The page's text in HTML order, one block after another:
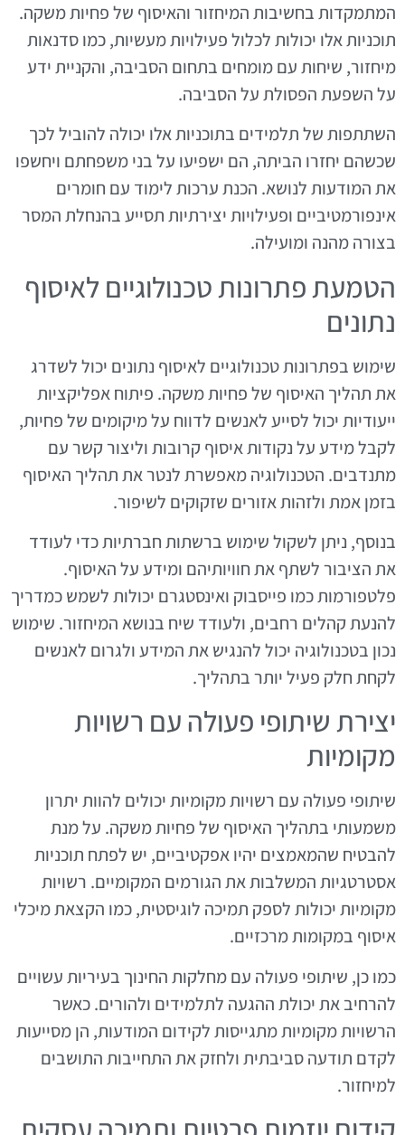
המתמקדות בחשיבות המיחזור והאיסוף של פחיות משקה.
תוכניות אלו יכולות לכלול פעילויות מעשיות, כמו סדנאות
מיחזור, שיחות עם מומחים בתחום הסביבה, והקניית ידע
על השפעת הפסולת על הסביבה.
השתתפות של תלמידים בתוכניות אלו יכולה להוביל לכך
שכשהם יחזרו הביתה, הם ישפיעו על בני משפחתם ויחשפו
את המודעות לנושא. הכנת ערכות לימוד עם חומרים
אינפורמטיביים ופעילויות יצירתיות תסייע בהנחלת המסר
בצורה מהנה ומועילה.
הטמעת פתרונות טכנולוגיים לאיסוף
נתונים
שימוש בפתרונות טכנולוגיים לאיסוף נתונים יכול לשדרג
את תהליך האיסוף של פחיות משקה. פיתוח אפליקציות
ייעודיות יכול לסייע לאנשים לדווח על מיקומים של פחיות,
לקבל מידע על נקודות איסוף קרובות וליצור קשר עם
מתנדבים. הטכנולוגיה מאפשרת לנטר את תהליך האיסוף
בזמן אמת ולזהות אזורים שזקוקים לשיפור.
בנוסף, ניתן לשקול שימוש ברשתות חברתיות כדי לעודד
את הציבור לשתף את חוויותיהם ומידע על האיסוף.
פלטפורמות כמו פייסבוק ואינסטגרם יכולות לשמש כמדריך
להנעת קהלים רחבים, ולעודד שיח בנושא המיחזור. שימוש
נכון בטכנולוגיה יכול להנגיש את המידע ולגרום לאנשים
לקחת חלק פעיל יותר בתהליך.
יצירת שיתופי פעולה עם רשויות
מקומיות
שיתופי פעולה עם רשויות מקומיות יכולים להוות יתרון
משמעותי בתהליך האיסוף של פחיות משקה. על מנת
להבטיח שהמאמצים יהיו אפקטיביים, יש לפתח תוכניות
אסטרטגיות המשלבות את הגורמים המקומיים. רשויות
מקומיות יכולות לספק תמיכה לוגיסטית, כמו הקצאת מיכלי
איסוף במקומות מרכזיים.
כמו כן, שיתופי פעולה עם מחלקות החינוך בעיריות עשויים
להרחיב את יכולת ההגעה לתלמידים ולהורים. כאשר
הרשויות מקומיות מתגייסות לקידום המודעות, הן מסייעות
לקדם תודעה סביבתית ולחזק את התחייבות התושבים
למיחזור.